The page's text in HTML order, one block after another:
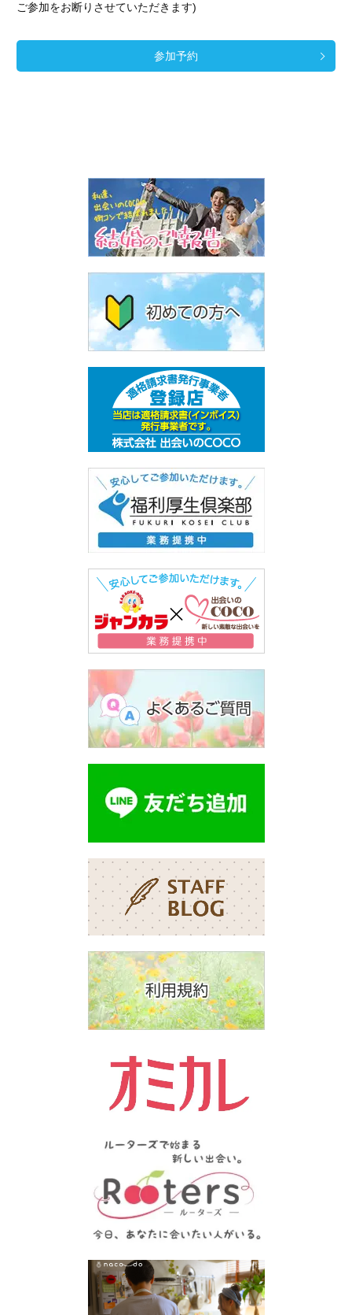
ご参加をお断りさせていただきます)
参加予約